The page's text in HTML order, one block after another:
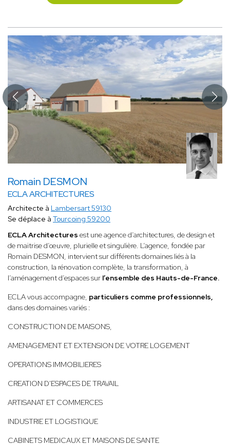
Romain DESMON
ECLA ARCHITECTURES
Architecte à Lambersart 59130
Se déplace à Tourcoing 59200
ECLA Architectures est une agence d’architectures, de design et
de maitrise d’œuvre, plurielle et singulière. L’agence, fondée par
Romain DESMON, intervient sur différents domaines liés à la
construction, la rénovation complète, la transformation, à
l’aménagement d’espaces sur l’ensemble des Hauts-de-France.
ECLA vous accompagne, particuliers comme professionnels,
dans des domaines variés :
CONSTRUCTION DE MAISONS,
AMENAGEMENT ET EXTENSION DE VOTRE LOGEMENT
OPERATIONS IMMOBILIERES
CREATION D'ESPACES DE TRAVAIL
ARTISANAT ET COMMERCES
INDUSTRIE ET LOGISTIQUE
CABINETS MEDICAUX ET MAISONS DE SANTE